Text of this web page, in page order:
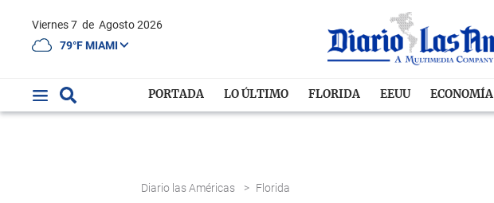
Viernes 7 de Agosto 2026
79°F MIAMI
PORTADA LO ÚLTIMO FLORIDA EEUU ECONOMÍA
Diario las Américas > Florida